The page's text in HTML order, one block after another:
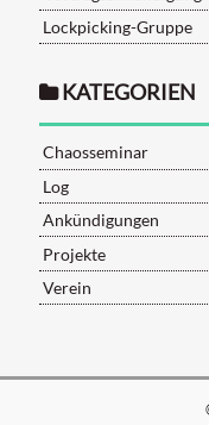
Lockpicking-Gruppe
KATEGORIEN
Chaosseminar
Log
Ankündigungen
Projekte
Verein